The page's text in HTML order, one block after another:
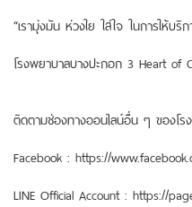
“เรามุ่งมัน ห่วงใย ใส่ใจ ในการให้บริก
โรงพยาบาลบางปะกอก 3 Heart of
ติดตามช่องทางออนไลน์อื่น ๆ ของโ
Facebook : https://
LINE Official Account : https://